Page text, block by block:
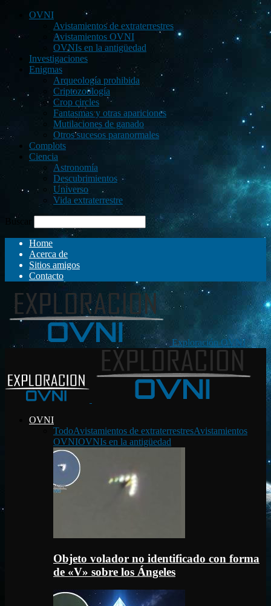
OVNI
Avistamientos de extraterrestres
Avistamientos OVNI
OVNIs en la antigüedad
Investigaciones
Enigmas
Arqueología prohibida
Criptozoología
Crop circles
Fantasmas y otras apariciones
Mutilaciones de ganado
Otros sucesos paranormales
Complots
Ciencia
Astronomía
Descubrimientos
Universo
Vida extraterrestre
Buscar
Home
Acerca de
Sitios amigos
Contacto
Exploración OVNI
OVNI
TodoAvistamientos de extraterrestresAvistamientos
OVNIOVNIs en la antigüedad
Objeto volador no identificado con forma
de «V» sobre los Ángeles